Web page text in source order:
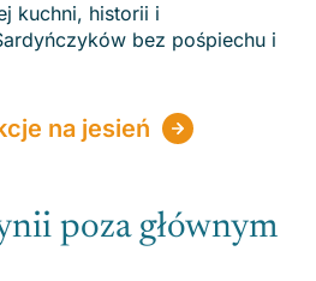
kuchni, historii i
bez pośpiechu i
na jesień
poza głównym